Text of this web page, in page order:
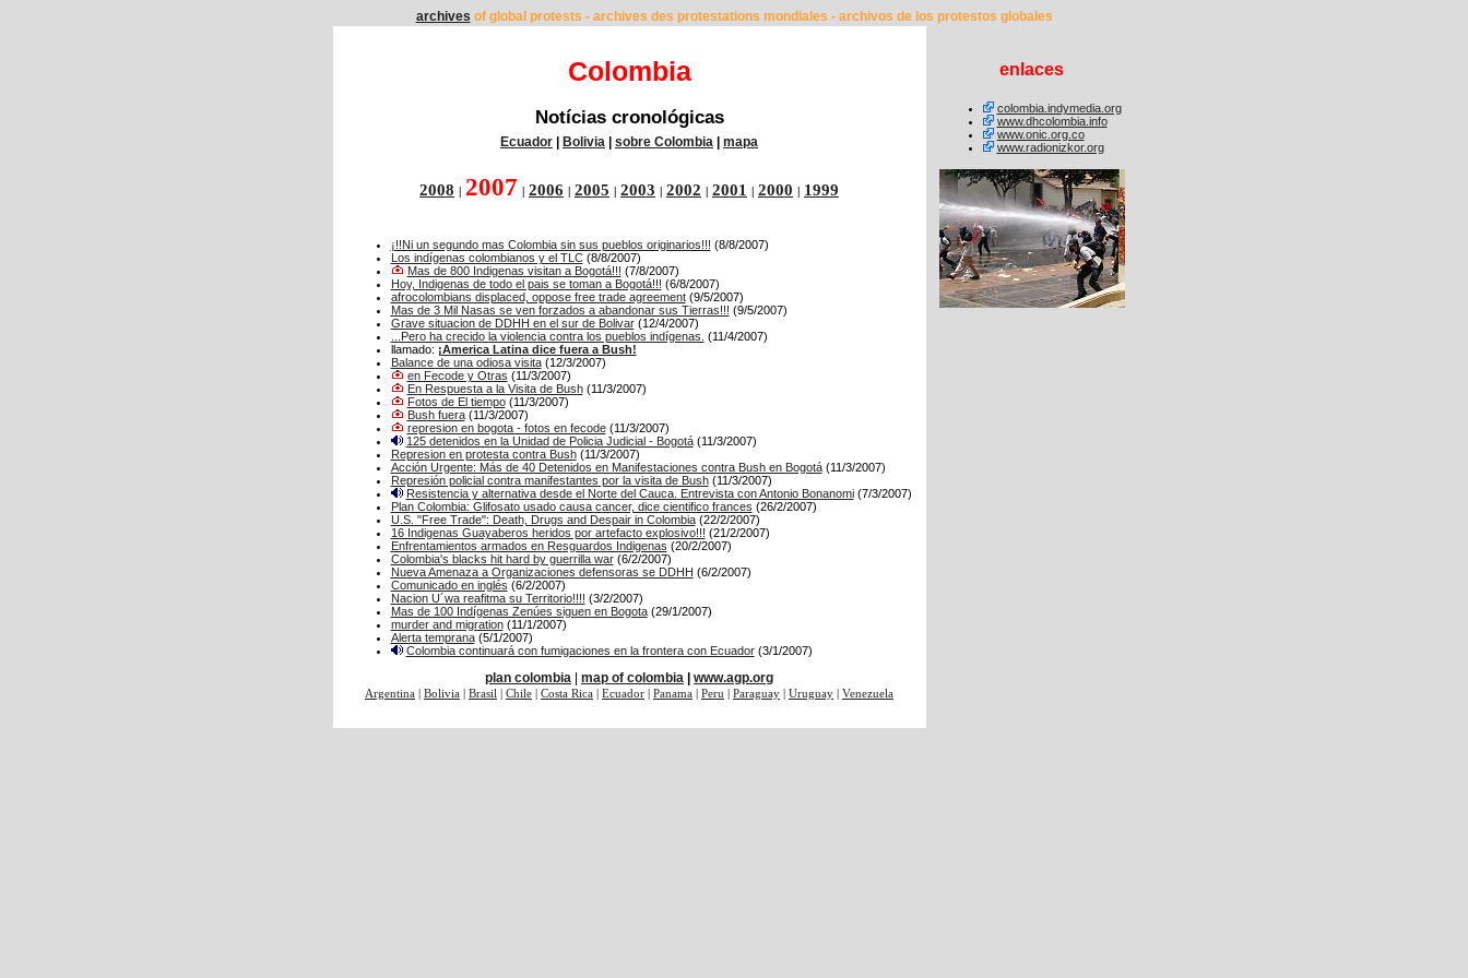
archives of global protests - archives des protestations mondiales - archivos de los protestos globales
Colombia
Notícias cronológicas
Ecuador Bolivia sobre Colombia mapa
2008 2007 2006 2005 2003 2002 2001 2000 1999
¡!!Ni un segundo mas Colombia sin sus pueblos originarios!!! (8/8/2007)
Los indígenas colombianos y el TLC(8/8/2007)
Mas de 800 Indigenas visitan a Bogotá!!! (7/8/2007)
Hoy, Indigenas de todo el pais se toman a Bogotá!!! (6/8/2007)
afrocolombians displaced, oppose free trade agreement(9/5/2007)
Mas de 3 Mil Nasas se ven forzados a abandonar sus Tierras!!! (9/5/2007)
Grave situacion de DDHH en el sur de Bolivar(12/4/2007)
...Pero ha crecido la violencia contra los pueblos indígenas. (11/4/2007)
llamado: ¡America Latina dice fuera a Bush!
Balance de una odiosa visita(12/3/2007)
en Fecode y Otras (11/3/2007)
En Respuesta a la Visita de Bush(11/3/2007)
Fotos de El tiempo(11/3/2007)
Bush fuera(11/3/2007)
represion en bogota - fotos en fecode(11/3/2007)
125 detenidos en la Unidad de Policia Judicial - Bogotá(11/3/2007)
Represion en protesta contra Bush(11/3/2007)
Acción Urgente: Más de 40 Detenidos en Manifestaciones contra Bush en Bogotá(11/3/2007)
Represión policial contra manifestantes por la visita de Bush(11/3/2007)
Resistencia y alternativa desde el Norte del Cauca. Entrevista con Antonio Bonanomi(7/3/2007)
Plan Colombia: Glifosato usado causa cancer, dice cientifico frances (26/2/2007)
U.S. "Free Trade": Death, Drugs and Despair in Colombia(22/2/2007)
16 Indigenas Guayaberos heridos por artefacto explosivo!!! (21/2/2007)
Enfrentamientos armados en Resguardos Indigenas (20/2/2007)
Colombia's blacks hit hard by guerrilla war(6/2/2007)
Nueva Amenaza a Organizaciones defensoras se DDHH (6/2/2007)
Comunicado en inglés (6/2/2007)
Nacion U´wa reafitma su Territorio!!!! (3/2/2007)
Mas de 100 Indígenas Zenúes siguen en Bogota(29/1/2007)
murder and migration(11/1/2007)
Alerta temprana(5/1/2007)
Colombia continuará con fumigaciones en la frontera con Ecuador(3/1/2007)
plan colombia map of colombia www.agp.org
Argentina Bolivia Brasil Chile Costa Rica Ecuador Panama Peru Paraguay Uruguay Venezuela
enlaces
colombia.indymedia.org
www.dhcolombia.info
www.onic.org.co
www.radionizkor.org